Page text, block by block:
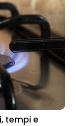
tempi e